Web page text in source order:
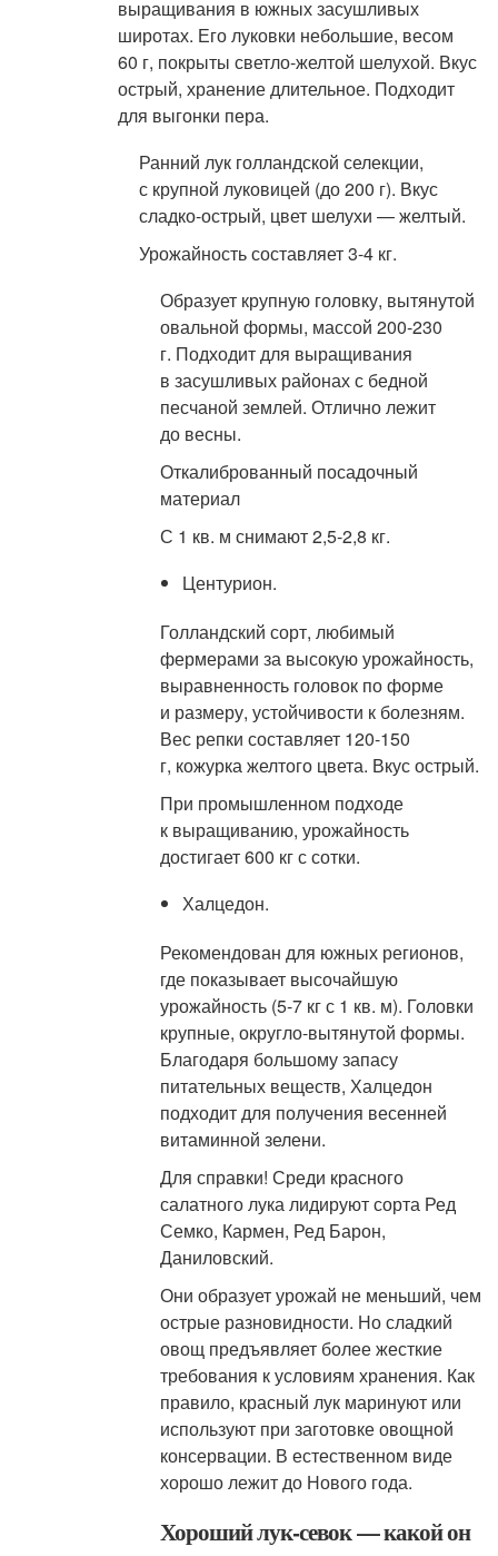
выращивания в южных засушливых
широтах. Его луковки небольшие, весом
60 г, покрыты светло-желтой шелухой. Вкус
острый, хранение длительное. Подходит
для выгонки пера.
Ранний лук голландской селекции,
с крупной луковицей (до 200 г). Вкус
сладко-острый, цвет шелухи — желтый.
Урожайность составляет 3-4 кг.
Образует крупную головку, вытянутой
овальной формы, массой 200-230
г. Подходит для выращивания
в засушливых районах с бедной
песчаной землей. Отлично лежит
до весны.
Откалиброванный посадочный
материал
С 1 кв. м снимают 2,5-2,8 кг.
Центурион.
Голландский сорт, любимый
фермерами за высокую урожайность,
выравненность головок по форме
и размеру, устойчивости к болезням.
Вес репки составляет 120-150
г, кожурка желтого цвета. Вкус острый.
При промышленном подходе
к выращиванию, урожайность
достигает 600 кг с сотки.
Халцедон.
Рекомендован для южных регионов,
где показывает высочайшую
урожайность (5-7 кг с 1 кв. м). Головки
крупные, округло-вытянутой формы.
Благодаря большому запасу
питательных веществ, Халцедон
подходит для получения весенней
витаминной зелени.
Для справки! Среди красного
салатного лука лидируют сорта Ред
Семко, Кармен, Ред Барон,
Даниловский.
Они образует урожай не меньший, чем
острые разновидности. Но сладкий
овощ предъявляет более жесткие
требования к условиям хранения. Как
правило, красный лук маринуют или
используют при заготовке овощной
консервации. В естественном виде
хорошо лежит до Нового года.
Хороший лук-севок — какой он